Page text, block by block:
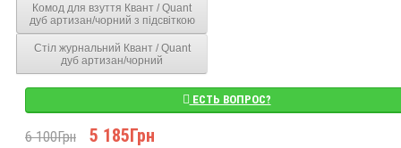
Комод для взуття Квант / Quant
дуб артизан/чорний з підсвіткою
Стіл журнальний Квант / Quant
дуб артизан/чорний
ЕСТЬ ВОПРОС?
6 100Грн 5 185Грн